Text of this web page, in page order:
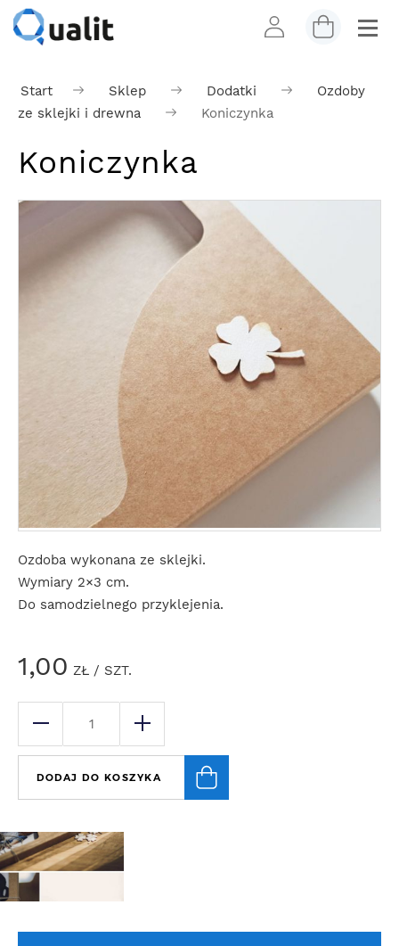
Start Sklep Dodatki
Ozdoby
ze sklejki i drewna
Koniczynka
Koniczynka
Ozdoba wykonana ze sklejki.
Wymiary 2×3 cm.
Do samodzielnego przyklejenia.
1,00 ZŁ / SZT.
DODAJ DO KOSZYKA